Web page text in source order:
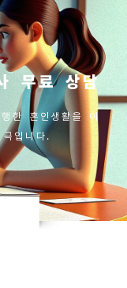
무료 상담
한 혼인생활을 이
입니다.